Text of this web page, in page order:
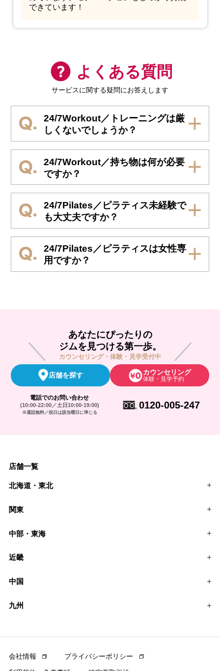
よくある質問
サービスに関する疑問にお答えします
24/7Workout／トレーニングは厳
しくないでしょうか？
24/7Workout／持ち物は何が必要
ですか？
24/7Pilates／ピラティス未経験で
も大丈夫ですか？
24/7Pilates／ピラティスは女性専
用ですか？
あなたにぴったりの
ジムを見つける第一歩。
カウンセリング・体験・見学受付中
店舗を探す カウンセリング
体験・見学予約
電話でのお問い合わせ
(10:00-22:00／土日10:00-19:00)
※通話無料／祝日は該当曜日に準じる
0120-005-247
店舗一覧
北海道・東北
関東
中部・東海
近畿
中国
九州
会社情報 プライバシーポリシー